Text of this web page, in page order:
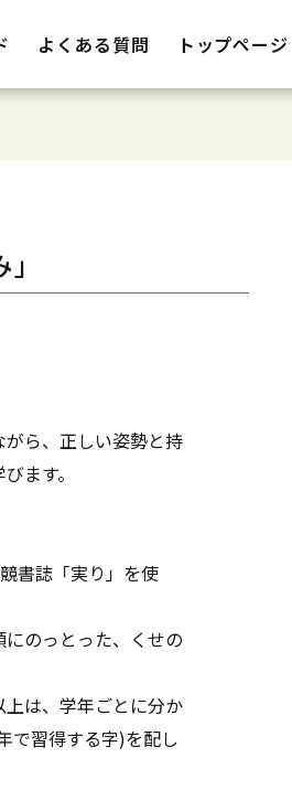
よくある質問 トップページ
ら、正しい姿勢と持
ます。
書誌「実り」を使
のっとった、くせの
は、学年ごとに分か
で習得する字)を配し